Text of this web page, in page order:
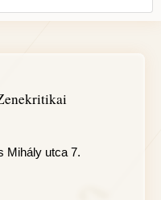
Mihály utca 7.